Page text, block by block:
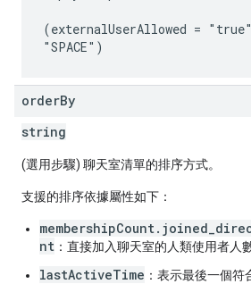
(externalUserAllowed = "true"
orderBy
string
(選用步驟) 聊天室清單的排序方式。
支援的排序依據屬性如下：
nt ：直接加入聊天室的人類使用者人數
lastActiveTime ：表示最後一個